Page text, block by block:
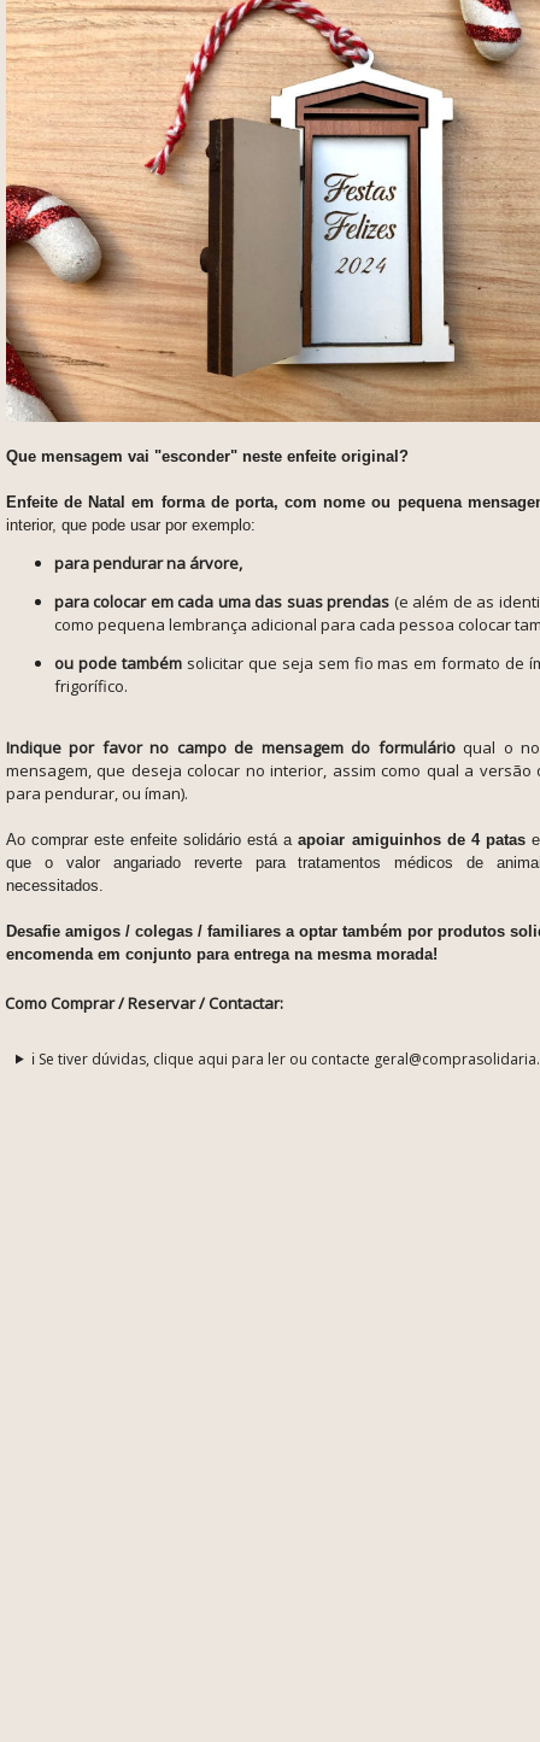
Que mensagem vai "esconder" neste enfeite original?
Enfeite de Natal em forma de porta, com nome ou pequena
interior, que pode usar por exemplo:
para pendurar na árvore,
para colocar em cada uma das suas prendas (e além de as
como pequena lembrança adicional para cada pessoa colocar
ou pode também solicitar que seja sem fio mas em formato de
frigorífico.
Indique por favor no campo de mensagem do formulário qual o
mensagem, que deseja colocar no interior, assim como qual a versão
para pendurar, ou íman).
Ao comprar este enfeite solidário está aapoiar amiguinhos de 4 patas
que o valor angariado reverte para tratamentos médicos de
necessitados.
Desafie amigos / colegas / familiares a optar também por produtos
encomenda em conjunto para entrega na mesma morada!
Como Comprar / Reservar / Contactar:
ℹ️ Se tiver dúvidas, clique aqui para ler ou contacte